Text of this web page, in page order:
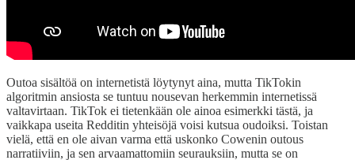
Outoa sisältöä on internetistä löytynyt aina, mutta TikTokin
algoritmin ansiosta se tuntuu nousevan herkemmin internetissä
valtavirtaan. TikTok ei tietenkään ole ainoa esimerkki tästä, ja
vaikkapa useita Redditin yhteisöjä voisi kutsua oudoiksi. Toistan
vielä, että en ole aivan varma että uskonko Cowenin outous
narratiiviin, ja sen arvaamattomiin seurauksiin, mutta se on